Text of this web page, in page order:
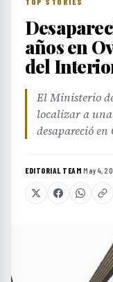
años en
del
El Ministerio
localizar a una
desapareció en
EDITORIAL TEAM·May 4,